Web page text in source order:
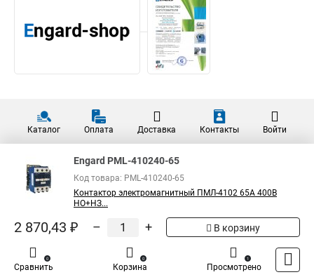
Каталог Оплата Доставка Контакты Войти
Engard PML-410240-65
Код товара: PML-410240-65
Контактор электромагнитный ПМЛ-4102 65A 400В
НО+НЗ...
2 870,43 ₽ – + В корзину
Сравнить
0
Корзина
0
Просмотрено
1